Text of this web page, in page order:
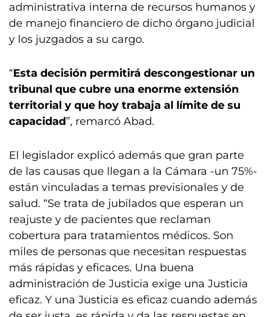
administrativa interna de recursos humanos y
de manejo financiero de dicho órgano judicial
y los juzgados a su cargo.
“Esta decisión permitirá descongestionar un
tribunal que cubre una enorme extensión
territorial y que hoy trabaja al límite de su
capacidad”, remarcó Abad.
El legislador explicó además que gran parte
de las causas que llegan a la Cámara -un 75%-
están vinculadas a temas previsionales y de
salud. “Se trata de jubilados que esperan un
reajuste y de pacientes que reclaman
cobertura para tratamientos médicos. Son
miles de personas que necesitan respuestas
más rápidas y eficaces. Una buena
administración de Justicia exige una Justicia
eficaz. Y una Justicia es eficaz cuando además